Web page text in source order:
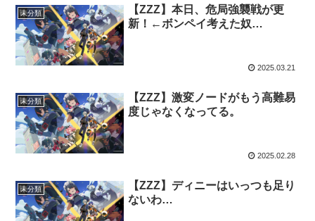
未分類
【ZZZ】本日、危局強襲戦が更
新！←ボンペイ考えた奴…
2025.03.21
未分類
【ZZZ】激変ノードがもう高難易
度じゃなくなってる。
2025.02.28
未分類
【ZZZ】ディニーはいっつも足り
ないわ…